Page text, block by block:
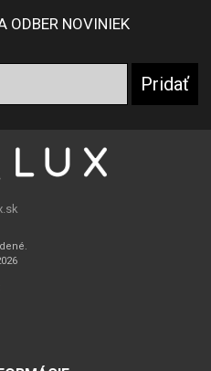
ODBER NOVINIEK